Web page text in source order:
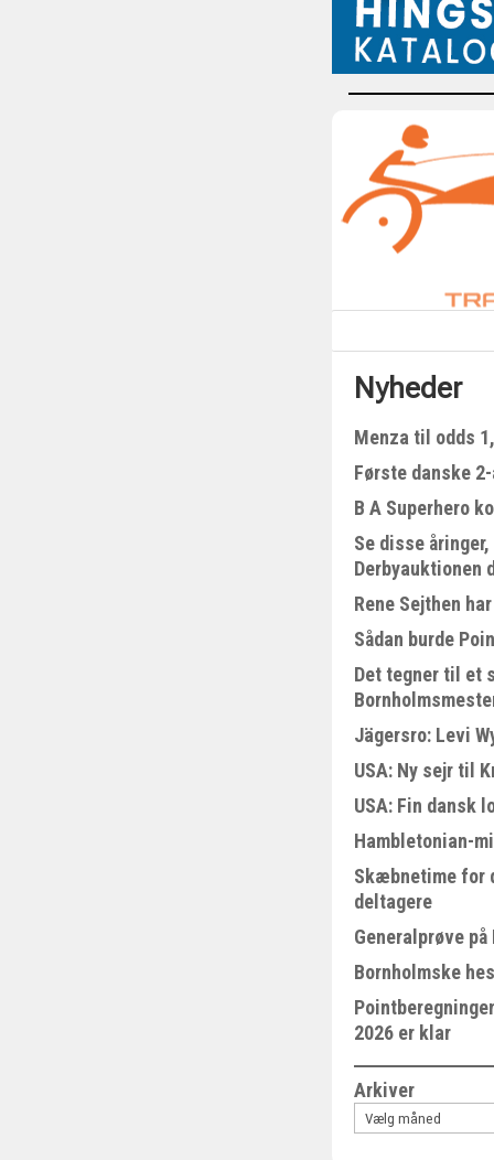
Nyheder
Menza til odds
Første danske
B A Superhero
Se disse
Derbyauktionen
Rene Sejthen
Sådan burde
Det tegner til et
Jägersro: Levi
USA: Ny sejr til
USA: Fin dansk
Hambletonian-
Skæbnetime for
deltagere
Generalprøve
Bornholmske
2026 er klar
Arkiver